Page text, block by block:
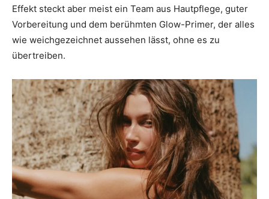
Effekt steckt aber meist ein Team aus Hautpflege, guter
Vorbereitung und dem berühmten Glow-Primer, der alles
wie weichgezeichnet aussehen lässt, ohne es zu
übertreiben.